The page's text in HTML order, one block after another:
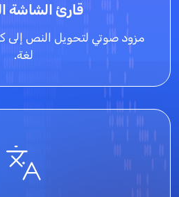
قارئ الشاشة
لغة.